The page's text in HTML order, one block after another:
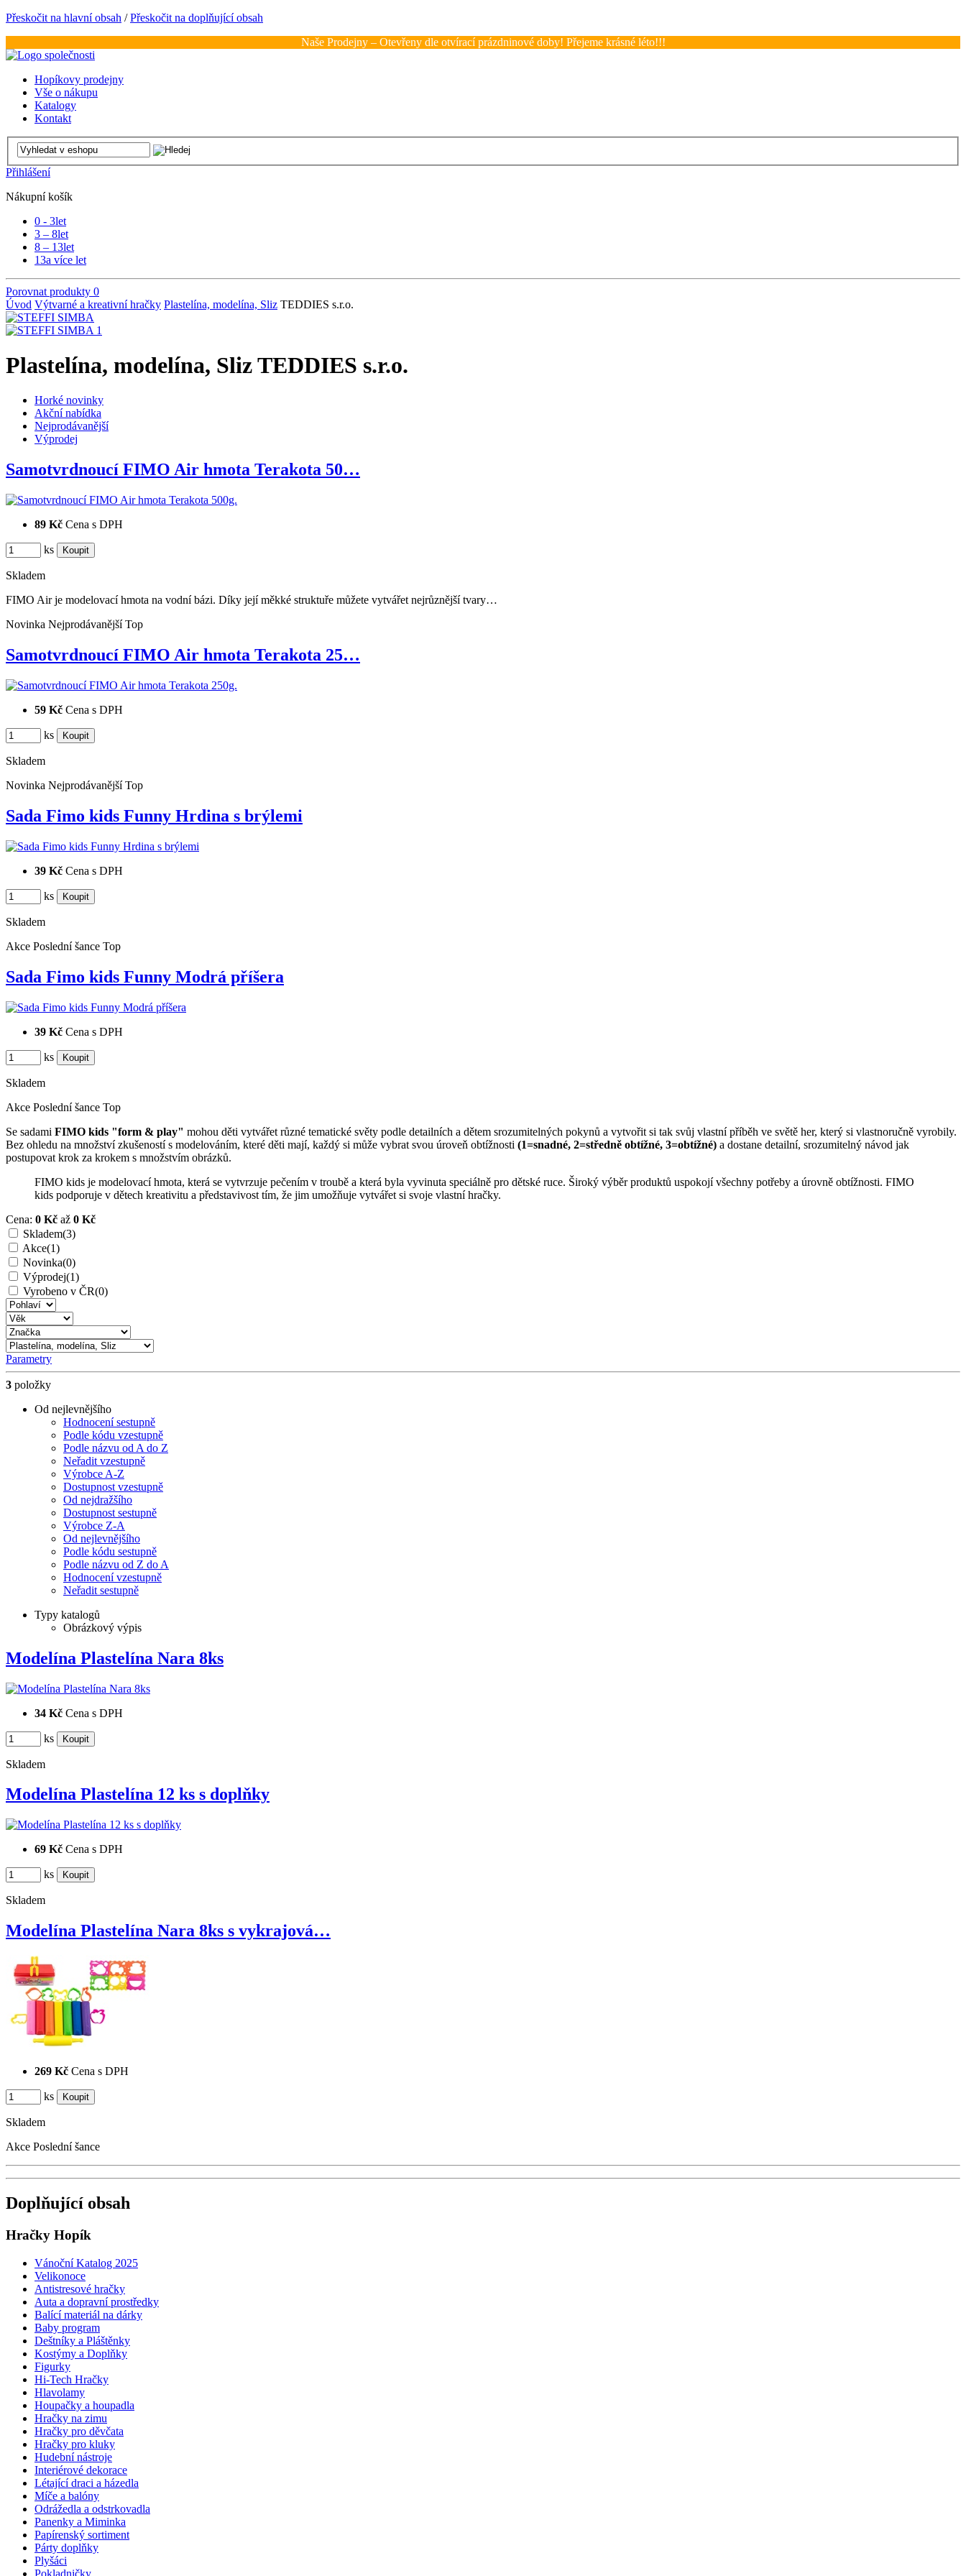
Přeskočit na hlavní obsah /Přeskočit na doplňující obsah
Naše Prodejny – Otevřeny dle otvírací prázdninové doby! Přejeme krásné léto!!!
Hopíkovy prodejny
Vše o nákupu
Katalogy
Kontakt
Přihlášení
Nákupní košík
0 - 3let
3 – 8let
8 – 13let
13a více let
Porovnat produkty 0
Úvod Výtvarné a kreativní hračky Plastelína, modelína, Sliz TEDDIES s.r.o.
Plastelína, modelína, Sliz TEDDIES s.r.o.
Horké novinky
Akční nabídka
Nejprodávanější
Výprodej
Samotvrdnoucí FIMO Air hmota Terakota 50…
89 Kč Cena s DPH
ks
Skladem
FIMO Air je modelovací hmota na vodní bázi. Díky její měkké struktuře můžete vytvářet nejrůznější tvary…
Novinka Nejprodávanější Top
Samotvrdnoucí FIMO Air hmota Terakota 25…
59 Kč Cena s DPH
ks
Skladem
Novinka Nejprodávanější Top
Sada Fimo kids Funny Hrdina s brýlemi
39 Kč Cena s DPH
ks
Skladem
Akce Poslední šance Top
Sada Fimo kids Funny Modrá příšera
39 Kč Cena s DPH
ks
Skladem
Akce Poslední šance Top
Se sadami FIMO kids "form & play" mohou děti vytvářet různé tematické světy podle detailních a dětem srozumitelných pokynů a vytvořit si tak svůj vlastní příběh ve světě her, který si vlastnoručně vyrobily.
Bez ohledu na množství zkušeností s modelováním, které děti mají, každý si může vybrat svou úroveň obtížnosti (1=snadné, 2=středně obtížné, 3=obtížné) a dostane detailní, srozumitelný návod jak
postupovat krok za krokem s množstvím obrázků.
FIMO kids je modelovací hmota, která se vytvrzuje pečením v troubě a která byla vyvinuta speciálně pro dětské ruce. Široký výběr produktů uspokojí všechny potřeby a úrovně obtížnosti. FIMO
kids podporuje v dětech kreativitu a představivost tím, že jim umožňuje vytvářet si svoje vlastní hračky.
Cena: 0 Kč až 0 Kč
Skladem(3)
Akce(1)
Novinka(0)
Výprodej(1)
Vyrobeno v ČR(0)
Parametry
3 položky
Od nejlevnějšího
Hodnocení sestupně
Podle kódu vzestupně
Podle názvu od A do Z
Neřadit vzestupně
Výrobce A-Z
Dostupnost vzestupně
Od nejdražšího
Dostupnost sestupně
Výrobce Z-A
Od nejlevnějšího
Podle kódu sestupně
Podle názvu od Z do A
Hodnocení vzestupně
Neřadit sestupně
Typy katalogů
Obrázkový výpis
Modelína Plastelína Nara 8ks
34 Kč Cena s DPH
ks
Skladem
Modelína Plastelína 12 ks s doplňky
69 Kč Cena s DPH
ks
Skladem
Modelína Plastelína Nara 8ks s vykrajová…
269 Kč Cena s DPH
ks
Skladem
Akce Poslední šance
Doplňující obsah
Hračky Hopík
Vánoční Katalog 2025
Velikonoce
Antistresové hračky
Auta a dopravní prostředky
Balící materiál na dárky
Baby program
Deštníky a Pláštěnky
Kostýmy a Doplňky
Figurky
Hi-Tech Hračky
Hlavolamy
Houpačky a houpadla
Hračky na zimu
Hračky pro děvčata
Hračky pro kluky
Hudební nástroje
Interiérové dekorace
Létající draci a házedla
Míče a balóny
Odrážedla a odstrkovadla
Panenky a Miminka
Papírenský sortiment
Párty doplňky
Plyšáci
Pokladničky